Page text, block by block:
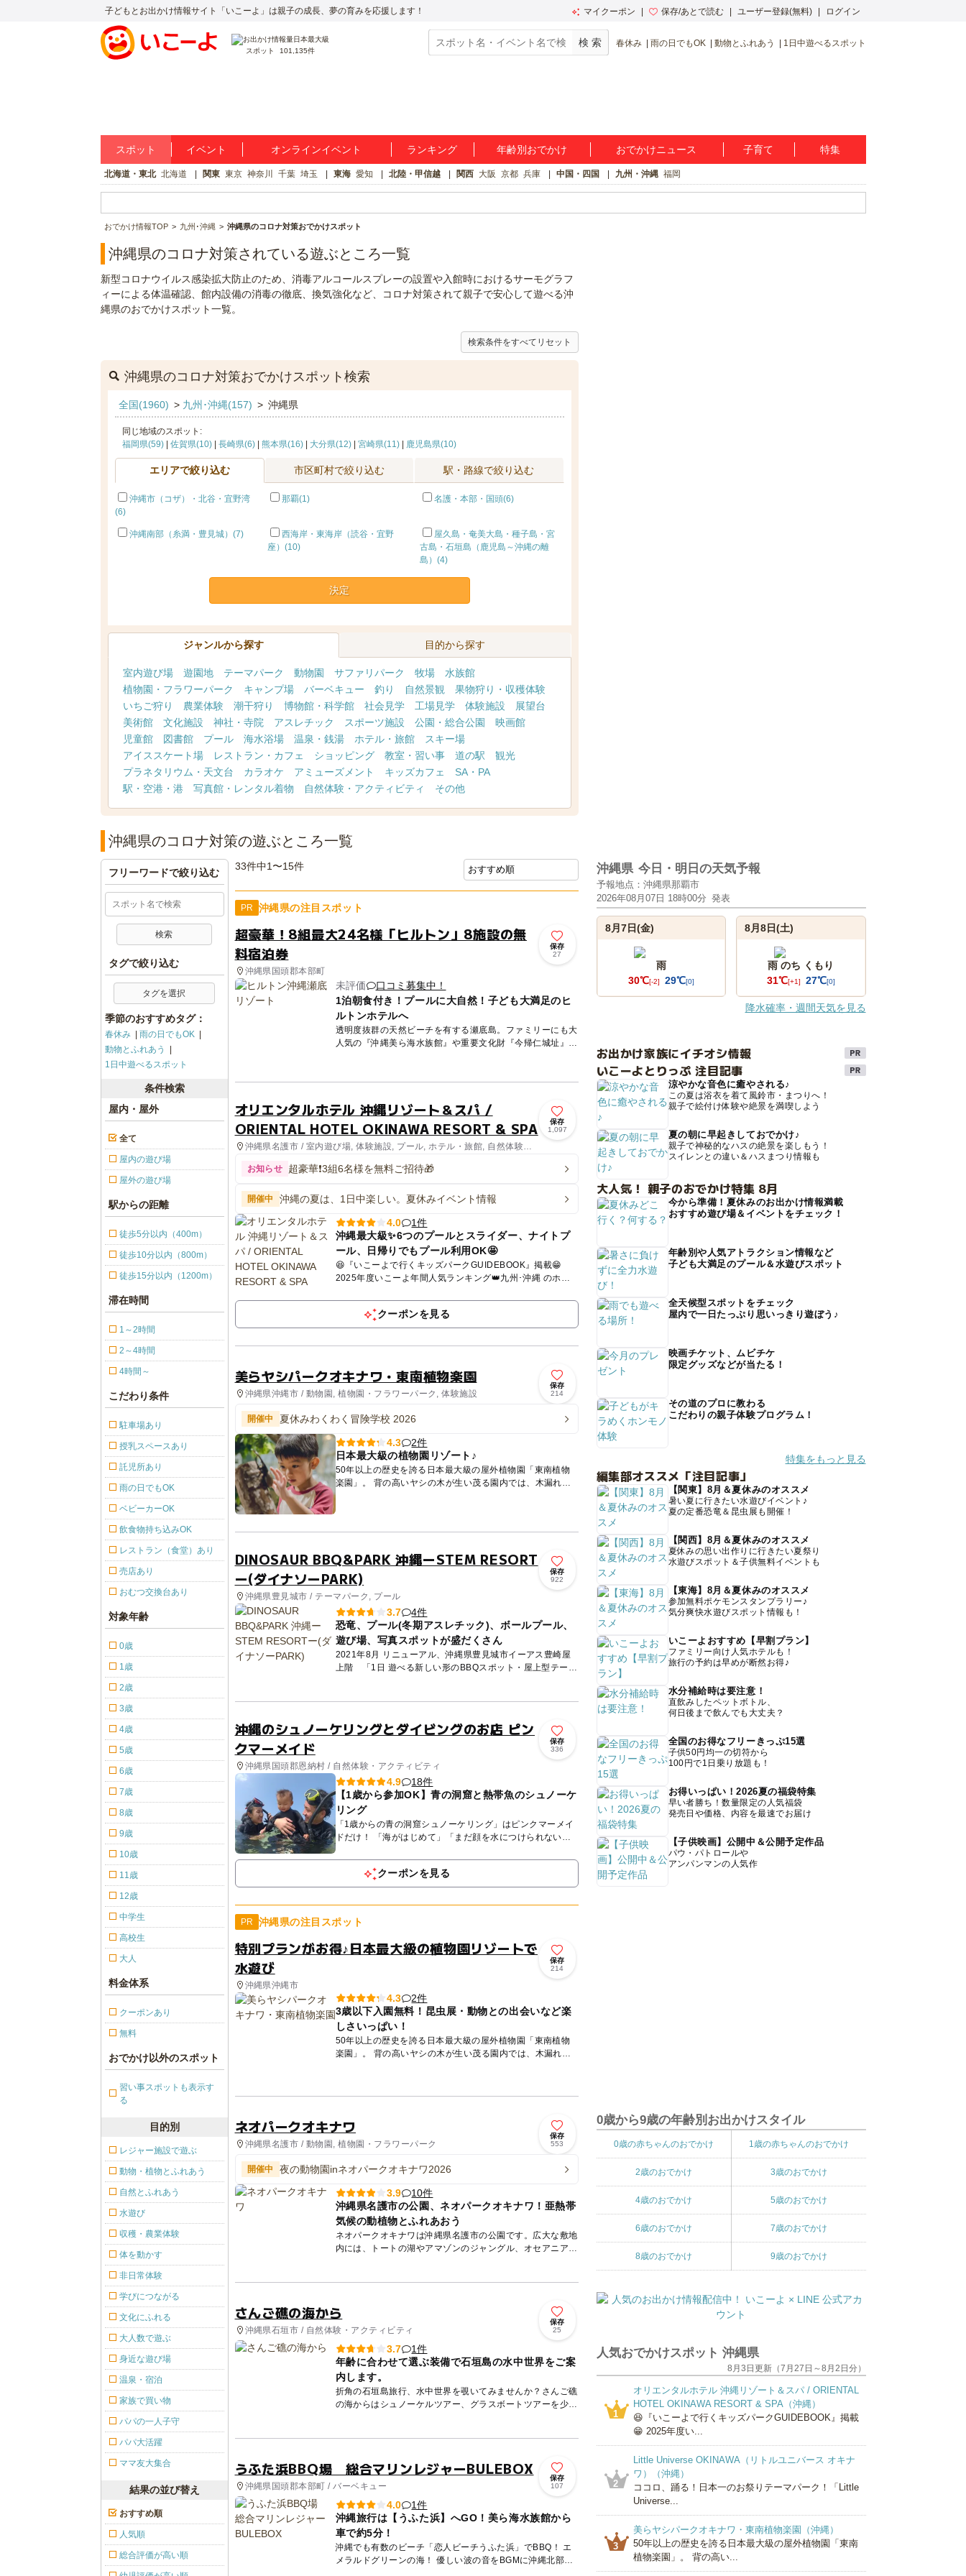
子どもとお出かけ情報サイト「いこーよ」は親子の成長、夢の育みを応援します！ マイクーポン 保存/あとで読む ユーザー登録(無料) ログイン
スポット 101,135件
春休み 雨の日でもOK 動物とふれあう 1日中遊べるスポット
スポット イベント オンラインイベント ランキング 年齢別おでかけ おでかけニュース 子育て 特集
北海道・東北 北海道 関東 東京 神奈川 千葉 埼玉 東海 愛知 北陸・甲信越 関西 大阪 京都 兵庫 中国・四国 九州・沖縄 福岡
おでかけ情報TOP 九州･沖縄 沖縄県のコロナ対策おでかけスポット
沖縄県のコロナ対策されている遊ぶところ一覧
新型コロナウイルス感染拡大防止のため、消毒アルコールスプレーの設置や入館時におけるサーモグラフ
ィーによる体温確認、館内設備の消毒の徹底、換気強化など、コロナ対策されて親子で安心して遊べる沖
縄県のおでかけスポット一覧。
検索条件をすべてリセット
沖縄県のコロナ対策おでかけスポット検索
全国(1960) > 九州･沖縄(157) > 沖縄県
同じ地域のスポット:
福岡県(59)| 佐賀県(10)| 長崎県(6)| 熊本県(16)| 大分県(12)| 宮崎県(11)| 鹿児島県(10)
エリアで絞り込む 市区町村で絞り込む 駅・路線で絞り込む
沖縄市（コザ）・北谷・宜野湾
(6)
那覇(1) 名護・本部・国頭(6)
沖縄南部（糸満・豊見城）(7)
西海岸・東海岸（読谷・宜野
座）(10)
屋久島・奄美大島・種子島・宮
古島・石垣島（鹿児島～沖縄の離
島）(4)
決定
ジャンルから探す 目的から探す
室内遊び場 遊園地 テーマパーク 動物園 サファリパーク 牧場
水族館
植物園・フラワーパーク
キャンプ場 バーベキュー 釣り 自然景観
果物狩り・収穫体験
いちご狩り
農業体験 潮干狩り 博物館・科学館 社会見学 工場見学 体験施設
展望台
美術館
文化施設 神社・寺院 アスレチック スポーツ施設 公園・総合公園
映画館
児童館
図書館 プール 海水浴場 温泉・銭湯 ホテル・旅館
スキー場
アイススケート場
レストラン・カフェ ショッピング 教室・習い事 道の駅
観光
プラネタリウム・天文台
カラオケ アミューズメント キッズカフェ
SA・PA
駅・空港・港
写真館・レンタル着物 自然体験・アクティビティ その他
沖縄県のコロナ対策の遊ぶところ一覧
33件中1〜15件
PR 沖縄県の注目スポット
超豪華！8組最大24名様「ヒルトン」8施設の無
料宿泊券
沖縄県国頭郡本部町
保存
27
未評価
口コミ募集中！
1泊朝食付き！プールに大自然！子ども大満足のヒ
ルトンホテルへ
透明度抜群の天然ビーチを有する瀬底島。ファミリーにも大
人気の『沖縄美ら海水族館』や重要文化財『今帰仁城址』、
オリエンタルホテル 沖縄リゾート＆スパ /
ORIENTAL HOTEL OKINAWA RESORT & SPA
沖縄県名護市 / 室内遊び場, 体験施設, プール, ホテル・旅館, 自然体験・
保存
1,097
お知らせ 超豪華❗3組6名様を無料ご招待🎁
開催中 沖縄の夏は、1日中楽しい。夏休みイベント情報
4.0
1件
沖縄最大級✨6つのプールとスライダー、ナイトプ
ール、日帰りでもプール利用OK🤩
😆『いこーよで行くキッズパークGUIDEBOOK』掲載😁
2025年度いこーよ年間人気ランキング👑九州･沖縄 のホテ
クーポンを見る
美らヤシパークオキナワ・東南植物楽園
沖縄県沖縄市 / 動物園, 植物園・フラワーパーク, 体験施設
保存
214
開催中 夏休みわくわく冒険学校 2026
4.3
2件
日本最大級の植物園リゾート♪
50年以上の歴史を誇る日本最大級の屋外植物園「東南植物
楽園」。 背の高いヤシの木が生い茂る園内では、木漏れ日
や風を感じながら、自然に癒やされるひとときをお過ごしい
ただけます...
DINOSAUR BBQ&PARK 沖縄ーSTEM RESORT
ー(ダイナソーPARK)
沖縄県豊見城市 / テーマパーク, プール
保存
922
3.7
4件
恐竜、プール(冬期アスレチック)、ボールプール、
遊び場、写真スポットが盛だくさん
2021年8月 リニューアル、沖縄県豊見城市イーアス豊崎屋
上階 「1日 遊べる新しい形のBBQスポット・屋上型テーマ
沖縄のシュノーケリングとダイビングのお店 ピン
クマーメイド
沖縄県国頭郡恩納村 / 自然体験・アクティビティ
保存
336
4.9
18件
【1歳から参加OK】青の洞窟と熱帯魚のシュノーケ
リング
「1歳からの青の洞窟シュノーケリング」はピンクマーメイ
ドだけ！ 「海がはじめて」「まだ顔を水につけられない」
などの小さなお子様と一緒に楽しめます♪ グーグル口コミで
NO1...
クーポンを見る
PR 沖縄県の注目スポット
特別プランがお得♪日本最大級の植物園リゾートで
水遊び
沖縄県沖縄市
保存
214
4.3
2件
3歳以下入園無料！昆虫展・動物との出会いなど楽
しさいっぱい！
50年以上の歴史を誇る日本最大級の屋外植物園「東南植物
楽園」。 背の高いヤシの木が生い茂る園内では、木漏れ日
ネオパークオキナワ
沖縄県名護市 / 動物園, 植物園・フラワーパーク
保存
553
開催中 夜の動物園inネオパークオキナワ2026
3.9
10件
沖縄県名護市の公園、ネオパークオキナワ！亜熱帯
気候の動植物とふれあおう
ネオパークオキナワは沖縄県名護市の公園です。広大な敷地
内には、トートの湖やアマゾンのジャングル、オセアニアの
さんご礁の海から
沖縄県石垣市 / 自然体験・アクティビティ
保存
25
3.7
1件
年齢に合わせて選ぶ装備で石垣島の水中世界をご案
内します。
折角の石垣島旅行、水中世界を覗いてみませんか？さんご礁
の海からはシュノーケルツアー、グラスボートツアーを少人
うふた浜BBQ場 総合マリンレジャーBULEBOX
沖縄県国頭郡本部町 / バーベキュー
保存
107
4.0
1件
沖縄旅行は【うふた浜】へGO！美ら海水族館から
車で約5分！
沖縄でも有数のビーチ「恋人ビーチうふた浜」でBBQ！ エ
メラルドグリーンの海！ 優しい波の音をBGMに沖縄北部
フリーワードで絞り込む
タグで絞り込む
タグを選択
季節のおすすめタグ：
春休み
雨の日でもOK
動物とふれあう
1日中遊べるスポット
条件検索
屋内・屋外
全て
屋内の遊び場
屋外の遊び場
駅からの距離
徒歩5分以内（400m）
徒歩10分以内（800m）
徒歩15分以内（1200m）
滞在時間
1～2時間
2～4時間
4時間～
こだわり条件
駐車場あり
授乳スペースあり
託児所あり
雨の日でもOK
ベビーカーOK
飲食物持ち込みOK
レストラン（食堂）あり
売店あり
おむつ交換台あり
対象年齢
0歳
1歳
2歳
3歳
4歳
5歳
6歳
7歳
8歳
9歳
10歳
11歳
12歳
中学生
高校生
大人
料金体系
クーポンあり
無料
おでかけ以外のスポット
習い事スポットも表示す
る
目的別
レジャー施設で遊ぶ
動物・植物とふれあう
自然とふれあう
水遊び
収穫・農業体験
体を動かす
非日常体験
学びにつながる
文化にふれる
大人数で遊ぶ
身近な遊び場
温泉・宿泊
家族で買い物
パパの一人子守
パパ大活躍
ママ友大集合
結果の並び替え
おすすめ順
人気順
総合評価が高い順
沖縄県 今日・明日の天気予報
予報地点：沖縄県那覇市
2026年08月07日 18時00分 発表
8月7日(金)
雨
30℃[-2] 29℃[0]
8月8日(土)
雨 のち くもり
31℃[+1] 27℃[0]
降水確率・週間天気を見る
お出かけ家族にイチオシ情報
いこーよとりっぷ 注目記事
涼やかな音色に癒やされる♪
この夏は浴衣を着て風鈴市・まつりへ！
親子で絵付け体験や絶景を満喫しよう
夏の朝に早起きしておでかけ♪
親子で神秘的なハスの絶景を楽しもう！
スイレンとの違い＆ハスまつり情報も
大人気！ 親子のおでかけ特集 8月
今から準備！夏休みのお出かけ情報満載
おすすめ遊び場＆イベントをチェック！
年齢別や人気アトラクション情報など
子ども大満足のプール＆水遊びスポット
全天候型スポットをチェック
屋内で一日たっぷり思いっきり遊ぼう♪
映画チケット、ムビチケ
限定グッズなどが当たる！
その道のプロに教わる
こだわりの親子体験プログラム！
特集をもっと見る
編集部オススメ「注目記事」
【関東】8月＆夏休みのオススメ
暑い夏に行きたい水遊びイベント♪
夏の定番恐竜＆昆虫展も開催！
【関西】8月＆夏休みのオススメ
夏休みの思い出作りに行きたい夏祭り
水遊びスポット＆子供無料イベントも
【東海】8月＆夏休みのオススメ
参加無料ポケモンスタンプラリー♪
気分爽快水遊びスポット情報も！
いこーよおすすめ【早割プラン】
ファミリー向け人気ホテルも！
旅行の予約は早めが断然お得♪
水分補給時は要注意！
直飲みしたペットボトル、
何日後まで飲んでも大丈夫？
全国のお得なフリーきっぷ15選
子供50円均一の切符から
100円で1日乗り放題も！
お得いっぱい！2026夏の福袋特集
早い者勝ち！数量限定の人気福袋
発売日や価格、内容を最速でお届け
【子供映画】公開中＆公開予定作品
パウ・パトロールや
アンパンマンの人気作
0歳から9歳の年齢別お出かけスタイル
0歳の赤ちゃんのおでかけ 1歳の赤ちゃんのおでかけ
2歳のおでかけ 3歳のおでかけ
4歳のおでかけ 5歳のおでかけ
6歳のおでかけ 7歳のおでかけ
8歳のおでかけ 9歳のおでかけ
人気おでかけスポット 沖縄県
8月3日更新（7月27日～8月2日分）
1
オリエンタルホテル 沖縄リゾート＆スパ / ORIENTAL
HOTEL OKINAWA RESORT & SPA（沖縄）
😆『いこーよで行くキッズパークGUIDEBOOK』掲載
😁 2025年度い...
2
Little Universe OKINAWA（リトルユニバース オキナ
ワ）（沖縄）
ココロ、踊る！日本一のお祭りテーマパーク！「Little
Universe...
3
美らヤシパークオキナワ・東南植物楽園（沖縄）
50年以上の歴史を誇る日本最大級の屋外植物園「東南
植物楽園」。 背の高い...